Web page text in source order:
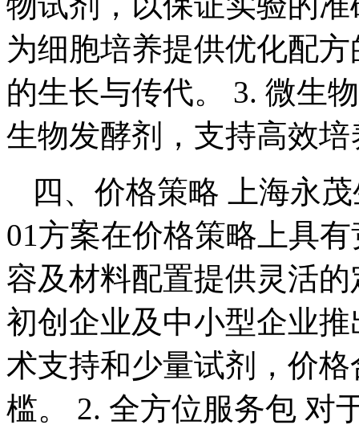
为细胞培养提供优化配
的生长与传代。 3. 微生
生物发酵剂，支持高效
四、价格策略 上海永
01方案在价格策略上具
容及材料配置提供灵活
初创企业及中小型企业
术支持和少量试剂，价
槛。 2. 全方位服务包 对